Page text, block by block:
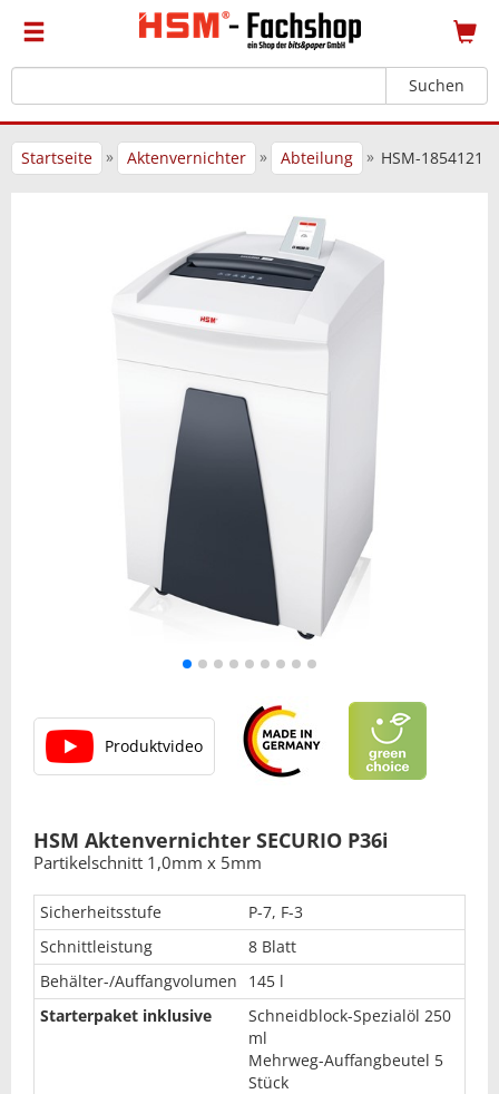
Suchen
Startseite » Aktenvernichter » Abteilung » HSM-1854121
Produktvideo
HSM Aktenvernichter SECURIO P36i
Partikelschnitt 1,0mm x 5mm
Sicherheitsstufe
P-7, F-3
Schnittleistung
8 Blatt
Behälter-/Auffangvolumen
145 l
Starterpaket inklusive
Schneidblock-Spezialöl 250
ml
Mehrweg-Auffangbeutel 5
Stück